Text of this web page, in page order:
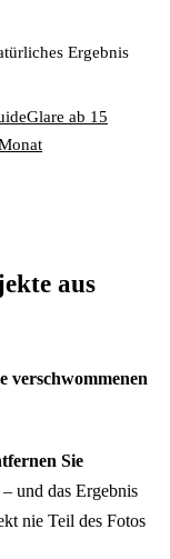
Ergebnis
ab 15
aus
verschwommenen
Sie
– und das Ergebnis
nie Teil des Fotos